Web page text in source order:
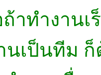
าทำงาน
นเป็นทีม ก็